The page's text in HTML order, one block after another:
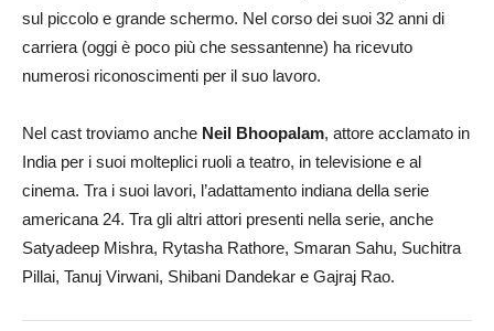
sul piccolo e grande schermo. Nel corso dei suoi 32 anni di
carriera (oggi è poco più che sessantenne) ha ricevuto
numerosi riconoscimenti per il suo lavoro.
Nel cast troviamo anche Neil Bhoopalam, attore acclamato in
India per i suoi molteplici ruoli a teatro, in televisione e al
cinema. Tra i suoi lavori, l’adattamento indiana della serie
americana 24. Tra gli altri attori presenti nella serie, anche
Satyadeep Mishra, Rytasha Rathore, Smaran Sahu, Suchitra
Pillai, Tanuj Virwani, Shibani Dandekar e Gajraj Rao.